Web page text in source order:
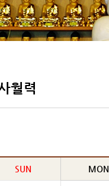
월력
SUN MON